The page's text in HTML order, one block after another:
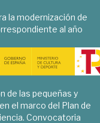
la modernización de
al año
de las pequeñas y
el marco del Plan de
Convocatoria